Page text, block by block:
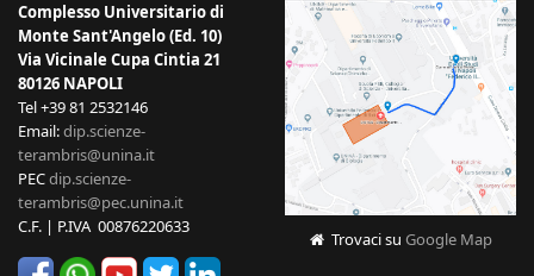
Complesso Universitario di
Monte Sant'Angelo (Ed. 10)
Via Vicinale Cupa Cintia 21
80126 NAPOLI
Tel +39 81 2532146
Email:dip.scienze-
terambris@unina.it
PECdip.scienze-
terambris@pec.unina.it
C.F. | P.IVA 00876220633
Trovaci su Google Map